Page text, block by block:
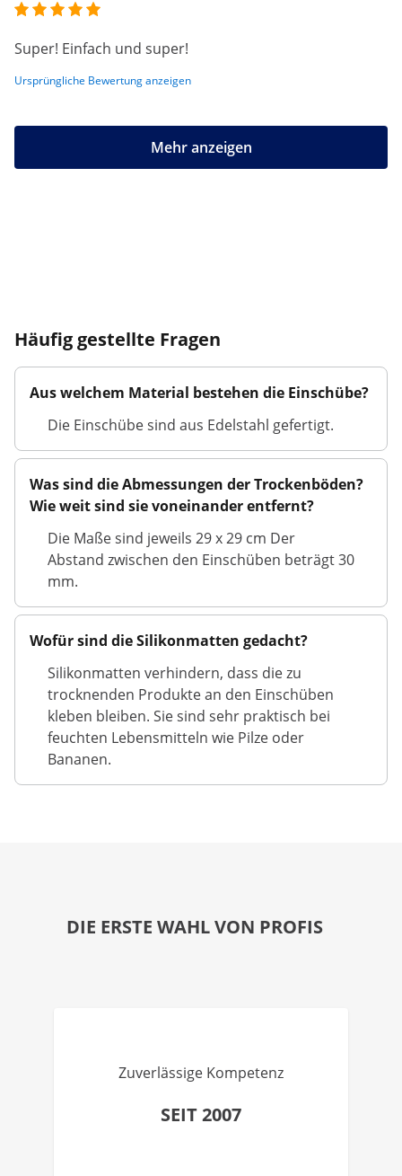
Super! Einfach und super!
Ursprüngliche Bewertung anzeigen
Mehr anzeigen
Häufig gestellte Fragen
Aus welchem Material bestehen die Einschübe?
Die Einschübe sind aus Edelstahl gefertigt.
Was sind die Abmessungen der Trockenböden?
Wie weit sind sie voneinander entfernt?
Die Maße sind jeweils 29 x 29 cm Der
Abstand zwischen den Einschüben beträgt 30
mm.
Wofür sind die Silikonmatten gedacht?
Silikonmatten verhindern, dass die zu
trocknenden Produkte an den Einschüben
kleben bleiben. Sie sind sehr praktisch bei
feuchten Lebensmitteln wie Pilze oder
Bananen.
DIE ERSTE WAHL VON PROFIS
Zuverlässige Kompetenz
SEIT 2007